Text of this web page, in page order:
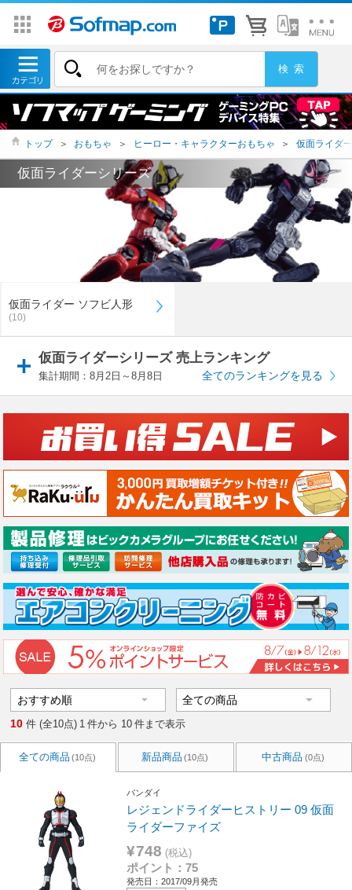
トップ ＞ おもちゃ ＞ ヒーロー・キャラクターおもちゃ ＞ 仮面ライダ
仮面ライダーシリーズ
仮面ライダー ソフビ人形
(10)
仮面ライダーシリーズ 売上ランキング
集計期間：8月2日～8月8日 全てのランキングを見る
10 件 (全10点) 1 件から 10 件まで表示
全ての商品 (10点) 新品商品 (10点) 中古商品 (0点)
バンダイ
レジェンドライダーヒストリー 09 仮面
ライダーファイズ
¥748 (税込)
ポイント：75
発売日：2017/09月発売